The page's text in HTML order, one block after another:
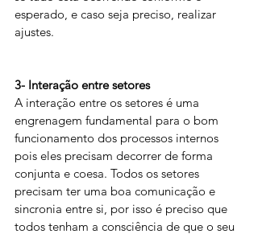
esperado, e caso seja preciso, realizar
ajustes.
3- Interação entre setores
A interação entre os setores é uma
engrenagem fundamental para o bom
funcionamento dos processos internos
pois eles precisam decorrer de forma
conjunta e coesa. Todos os setores
precisam ter uma boa comunicação e
sincronia entre si, por isso é preciso que
todos tenham a consciência de que o seu